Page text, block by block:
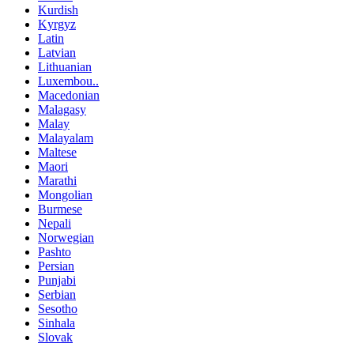
Kurdish
Kyrgyz
Latin
Latvian
Lithuanian
Luxembou..
Macedonian
Malagasy
Malay
Malayalam
Maltese
Maori
Marathi
Mongolian
Burmese
Nepali
Norwegian
Pashto
Persian
Punjabi
Serbian
Sesotho
Sinhala
Slovak